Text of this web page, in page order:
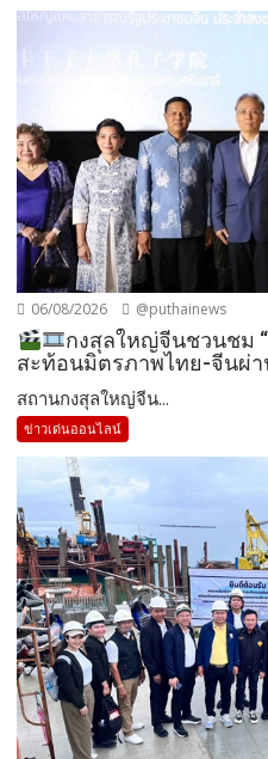
06/08/2026 @puthainews
กงสุลใหญ่จีนชวนชม
สะท้อนมิตรภาพไทย-จีนผ่
สถานกงสุลใหญ่จีน...
ข่าวเด่นออนไลน์